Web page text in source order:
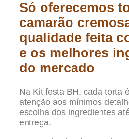
Só oferecemos
camarão
qualidade feita
e os melhores
do mercado
Na Kit festa BH, cada torta
atenção aos mínimos
escolha dos ingredientes
entrega.